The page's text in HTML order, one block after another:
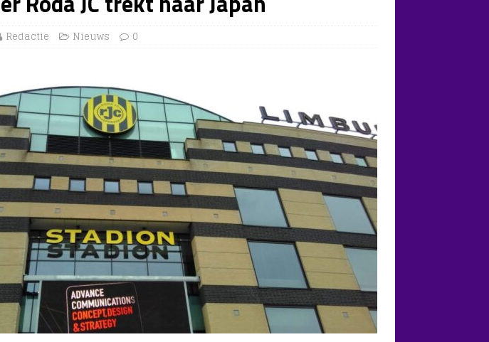
Redactie Nieuws 0